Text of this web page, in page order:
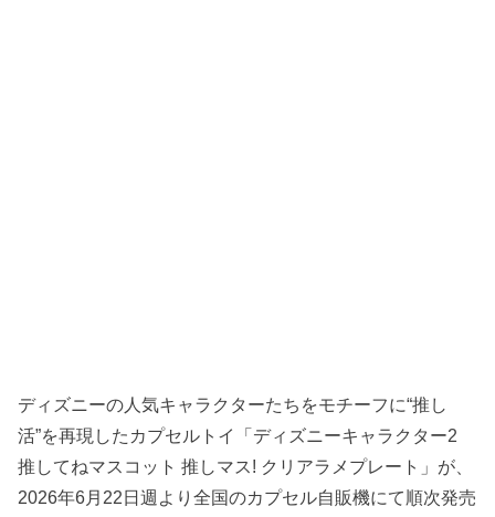
ディズニーの人気キャラクターたちをモチーフに“推し
活”を再現したカプセルトイ「ディズニーキャラクター2
推してねマスコット 推しマス! クリアラメプレート」が、
2026年6月22日週より全国のカプセル自販機にて順次発売